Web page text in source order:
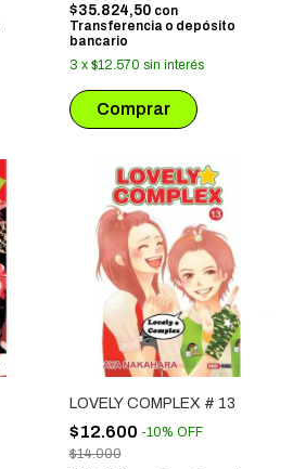
$35.824,50 con
Transferencia o depósito
bancario
3 x $12.570 sin interés
LOVELY COMPLEX # 13
$12.600 -10% OFF
$14.000